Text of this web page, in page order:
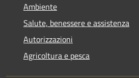
Ambiente
Salute, benessere e assistenza
Autorizzazioni
Agricoltura e pesca